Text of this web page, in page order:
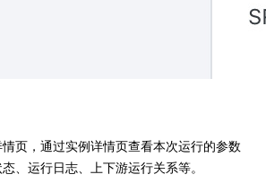
页，通过实例详情页查看本次运行的参数
、运行日志、上下游运行关系等。